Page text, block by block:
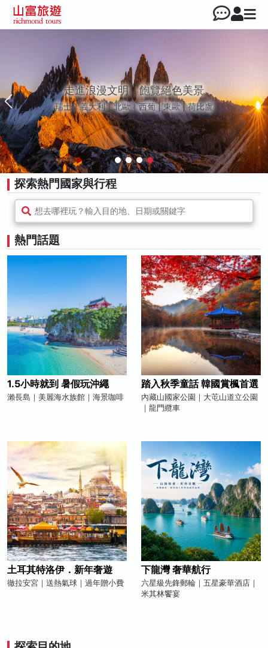
探索大和之美 日本全方位行旅
北海道｜東北｜北陸｜東京｜中部｜關西｜中四國
｜九州
探索熱門國家與行程
想去哪裡玩？輸入目的地、日期或關鍵字
熱門話題
1.5小時就到 暑假玩沖繩
瀨長島｜美麗海水族館｜海景咖啡
踏入秋季童話 韓國賞楓首選
內藏山國家公園｜大芚山道立公園
｜龍門纜車
土耳其特洛伊．新年奢遊
徹拉安宮｜送熱氣球｜過年贈小費
下龍灣 奢華航行
六星級先鋒郵輪｜五星豪華酒店｜
米其林饗宴